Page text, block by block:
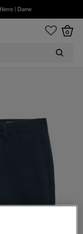
Herre| Dame
0